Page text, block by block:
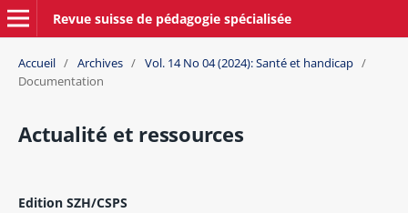
Revue suisse de pédagogie spécialisée
Accueil / Archives / Vol. 14 No 04 (2024): Santé et handicap /
Documentation
Actualité et ressources
Edition SZH/CSPS